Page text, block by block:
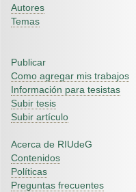
Autores
Temas
Publicar
Como agregar mis trabajos
Información para tesistas
Subir tesis
Subir artículo
Acerca de RIUdeG
Contenidos
Políticas
Preguntas frecuentes